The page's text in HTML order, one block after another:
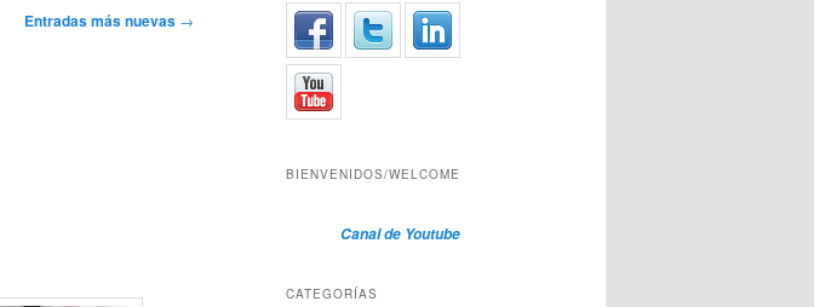
Entradas más nuevas →
BIENVENIDOS/WELCOME
Canal de Youtube
CATEGORÍAS